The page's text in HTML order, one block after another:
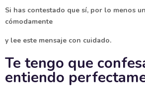
Si has contestado que sí, por lo menos
cómodamente
y lee este mensaje con cuidado.
Te tengo que
entiendo